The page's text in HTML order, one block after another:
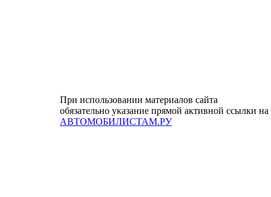
При использовании материалов сайта
обязательно указание прямой активной ссылки на
АВТОМОБИЛИСТАМ.РУ